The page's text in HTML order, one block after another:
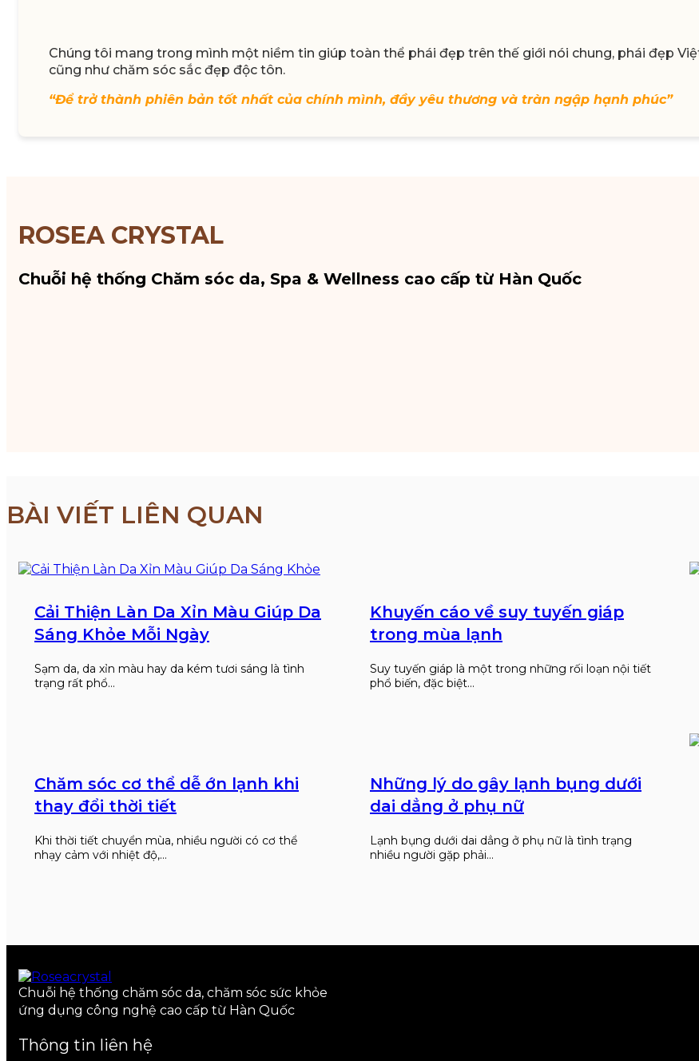
Chúng tôi mang trong mình một niềm tin giúp toàn thể phái đẹp trên thế giới nói chung, phái đẹp
cũng như chăm sóc sắc đẹp độc tôn.
“Để trở thành phiên bản tốt nhất của chính mình, đầy yêu thương và tràn ngập hạnh phúc”
ROSEA CRYSTAL
Chuỗi hệ thống Chăm sóc da, Spa & Wellness cao cấp từ Hàn Quốc
BÀI VIẾT LIÊN QUAN
Cải Thiện Làn Da Xỉn Màu Giúp Da
Sáng Khỏe Mỗi Ngày
Sạm da, da xỉn màu hay da kém tươi sáng là tình
trạng rất phổ…
Khuyến cáo về suy tuyến giáp
trong mùa lạnh
Suy tuyến giáp là một trong những rối loạn nội tiết
phổ biến, đặc biệt…
Chăm sóc cơ thể dễ ớn lạnh khi
thay đổi thời tiết
Khi thời tiết chuyển mùa, nhiều người có cơ thể
nhạy cảm với nhiệt độ,…
Những lý do gây lạnh bụng dưới
dai dẳng ở phụ nữ
Lạnh bụng dưới dai dẳng ở phụ nữ là tình trạng
nhiều người gặp phải…
Chuỗi hệ thống chăm sóc da, chăm sóc sức khỏe
ứng dụng công nghệ cao cấp từ Hàn Quốc
Thông tin liên hệ